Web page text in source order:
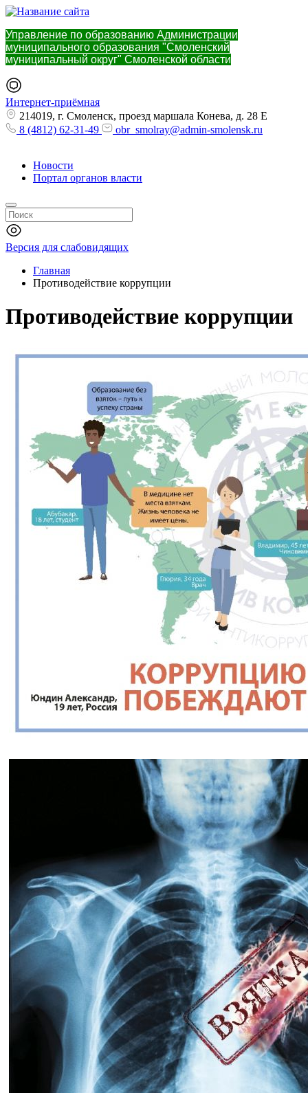
Управление по образованию Администрации
муниципального образования "Смоленский
муниципальный округ" Смоленской области
Интернет-приёмная
214019, г. Смоленск, проезд маршала Конева, д. 28 Е
8 (4812) 62-31-49
obr_smolray@admin-smolensk.ru
Новости
Портал органов власти
Версия для слабовидящих
Главная
Противодействие коррупции
Противодействие коррупции